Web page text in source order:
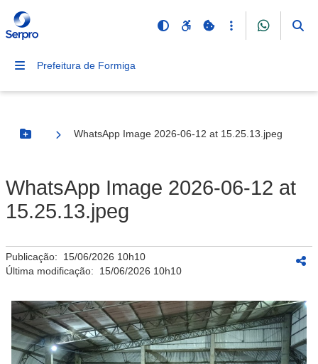
Prefeitura de Formiga
Botão Menu
WhatsApp Image 2026-06-12 at 15.25.13.jpeg
WhatsApp Image 2026-06-12 at
15.25.13.jpeg
Publicação: 15/06/2026 10h10
Última modificação: 15/06/2026 10h10